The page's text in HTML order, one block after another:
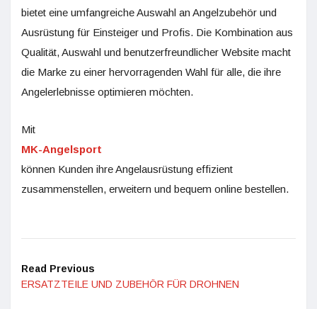
bietet eine umfangreiche Auswahl an Angelzubehör und
Ausrüstung für Einsteiger und Profis. Die Kombination aus
Qualität, Auswahl und benutzerfreundlicher Website macht
die Marke zu einer hervorragenden Wahl für alle, die ihre
Angelerlebnisse optimieren möchten.
Mit
MK-Angelsport
können Kunden ihre Angelausrüstung effizient
zusammenstellen, erweitern und bequem online bestellen.
Read Previous
ERSATZTEILE UND ZUBEHÖR FÜR DROHNEN